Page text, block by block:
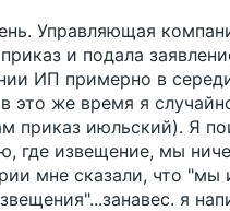
Управляющая
и подала
ИП примерно в
это же время я
приказ июльский). Я
где извещение, мы
мне сказали, что "мы
я